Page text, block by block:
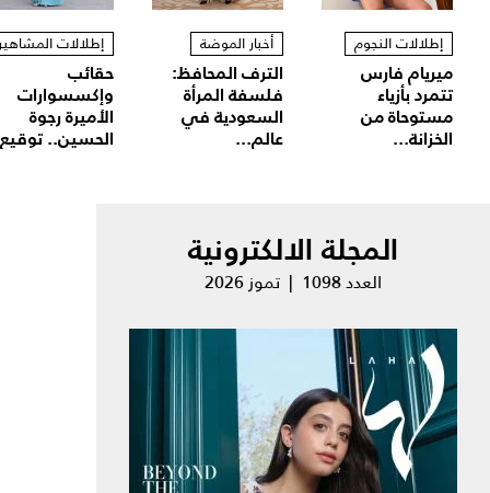
إطلالات النجوم
ميريام فارس
تتمرد بأزياء
مستوحاة من
الخزانة...
أخبار الموضة
الترف المحافظ:
فلسفة المرأة
السعودية في
عالم...
إطلالات
حقائب
وإكسسوارات
الأميرة رجوة
الحسين..
المجلة الالكترونية
العدد 1098 | تموز 2026